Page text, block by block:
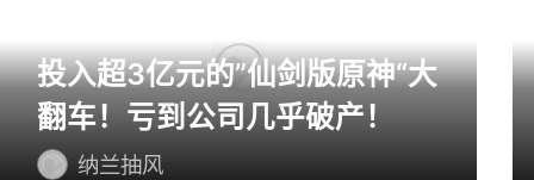
投入超3亿元的”仙剑版原神“大
翻车！亏到公司几乎破产！
纳兰抽风